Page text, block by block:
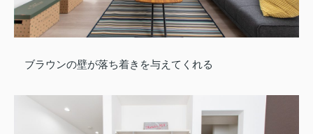
ブラウンの壁が落ち着きを与えてくれる